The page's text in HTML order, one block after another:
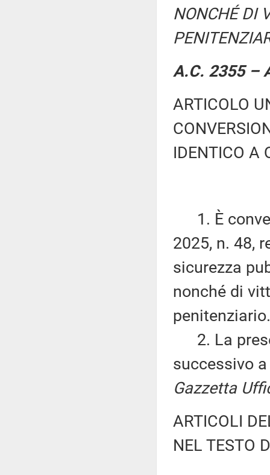
NONCHÉ DI
A.C. 2355 –
ARTICOLO
IDENTICO A
1. È
2025, n. 48,
sicurezza
nonché di
penitenziario.
2. La
successivo
Gazzetta
ARTICOLI
NEL TESTO